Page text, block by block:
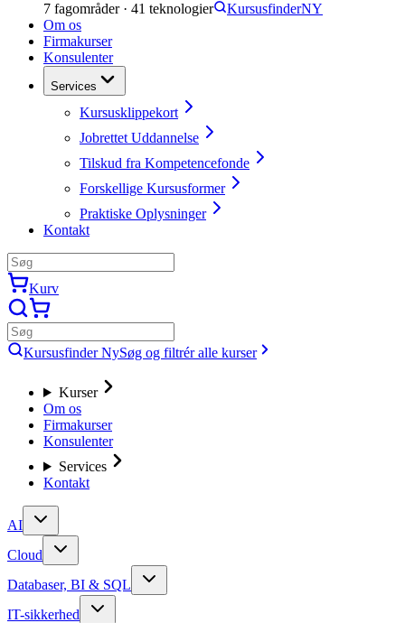
7 fagområder · 41 teknologier KursusfinderNY
Om os
Firmakurser
Konsulenter
Services
Kursusklippekort
Jobrettet Uddannelse
Tilskud fra Kompetencefonde
Forskellige Kursusformer
Praktiske Oplysninger
Kontakt
Kurv
Kursusfinder NySøg og filtrér alle kurser
Kurser
Om os
Firmakurser
Konsulenter
Services
Kontakt
AI
Cloud
Databaser, BI & SQL
IT-sikkerhed